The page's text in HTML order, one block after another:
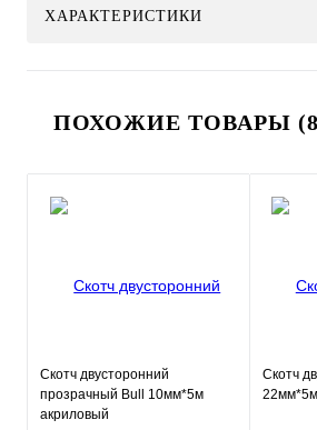
ХАРАКТЕРИСТИКИ
ПОХОЖИЕ ТОВАРЫ
Скотч двусторонний
прозрачный Bull 10мм*5м
акриловый
Скотч